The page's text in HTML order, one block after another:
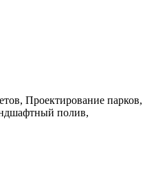
Проектирование парков,
полив,